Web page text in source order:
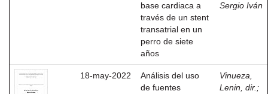
base cardiaca a
través de un stent
transatrial en un
perro de siete
años
Sergio Iván
18-may-2022
Análisis del uso
de fuentes
Vinueza,
Lenin, dir. ;